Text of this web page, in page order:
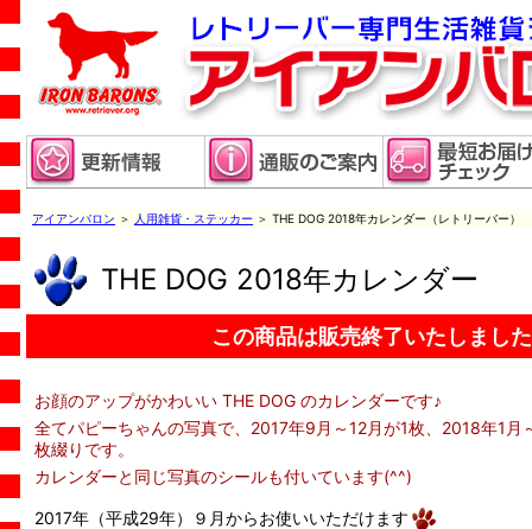
アイアンバロン ＞ 人用雑貨・ステッカー ＞ THE DOG 2018年カレンダー（レトリーバー）
THE DOG 2018年カレンダー
この商品は販売終了いたしまし
お顔のアップがかわいい THE DOG のカレンダーです♪
全てパピーちゃんの写真で、2017年9月～12月が1枚、2018年1月
枚綴りです。
カレンダーと同じ写真のシールも付いています(^^)
2017年（平成29年）９月からお使いいただけます